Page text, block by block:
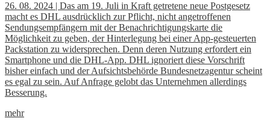
26. 08. 2024 | Das am 19. Juli in Kraft getretene neue Postgesetz
macht es DHL ausdrücklich zur Pflicht, nicht angetroffenen
Sendungsempfängern mit der Benachrichtigungskarte die
Möglichkeit zu geben, der Hinterlegung bei einer App-gesteuerten
Packstation zu widersprechen. Denn deren Nutzung erfordert ein
Smartphone und die DHL-App. DHL ignoriert diese Vorschrift
bisher einfach und der Aufsichtsbehörde Bundesnetzagentur scheint
es egal zu sein. Auf Anfrage gelobt das Unternehmen allerdings
Besserung.
mehr